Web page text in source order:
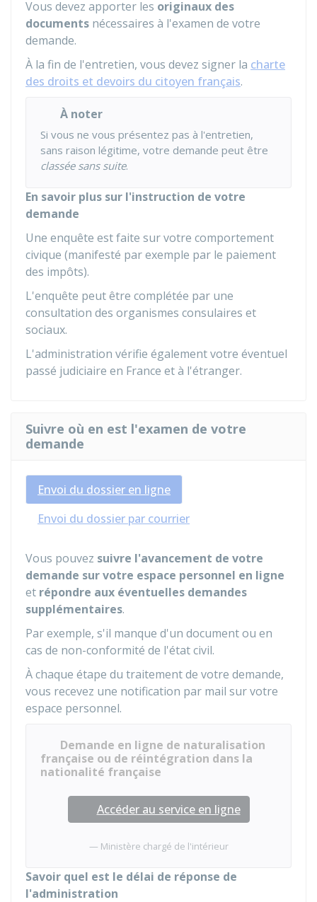
Vous devez apporter les originaux des
documents nécessaires à l'examen de votre
demande.
À la fin de l'entretien, vous devez signer la charte
des droits et devoirs du citoyen français.
À noter
Si vous ne vous présentez pas à l'entretien,
sans raison légitime, votre demande peut être
classée sans suite.
En savoir plus sur l'instruction de votre
demande
Une enquête est faite sur votre comportement
civique (manifesté par exemple par le paiement
des impôts).
L'enquête peut être complétée par une
consultation des organismes consulaires et
sociaux.
L'administration vérifie également votre éventuel
passé judiciaire en France et à l'étranger.
Suivre où en est l'examen de votre
demande
Envoi du dossier en ligne
Envoi du dossier par courrier
Vous pouvez suivre l'avancement de votre
demande sur votre espace personnel en ligne
et répondre aux éventuelles demandes
supplémentaires.
Par exemple, s'il manque d'un document ou en
cas de non-conformité de l'état civil.
À chaque étape du traitement de votre demande,
vous recevez une notification par mail sur votre
espace personnel.
Demande en ligne de naturalisation
française ou de réintégration dans la
nationalité française
Accéder au service en ligne
Ministère chargé de l'intérieur
Savoir quel est le délai de réponse de
l'administration